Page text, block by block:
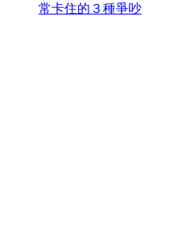
常卡住的３種爭吵